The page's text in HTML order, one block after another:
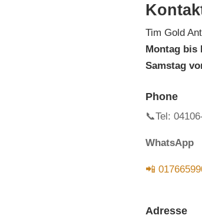
Tim Gold
Montag bis
Samstag
Phone
📞Tel:
WhatsApp
📲
Adresse